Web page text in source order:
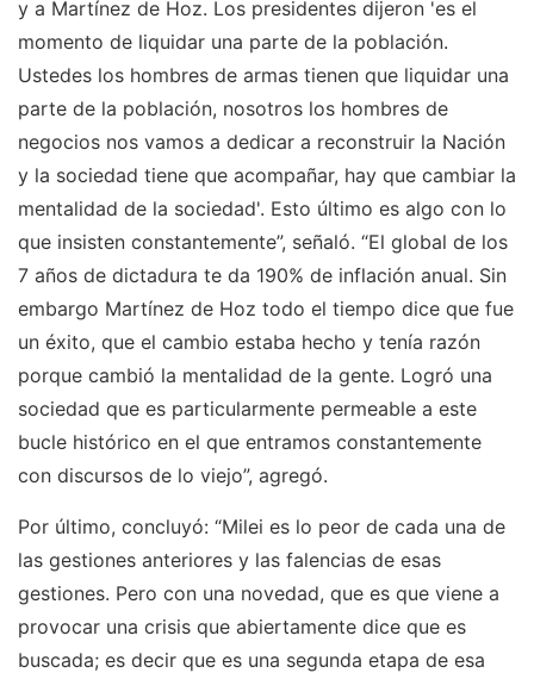
y a Martínez de Hoz. Los presidentes dijeron 'es el
momento de liquidar una parte de la población.
Ustedes los hombres de armas tienen que liquidar una
parte de la población, nosotros los hombres de
negocios nos vamos a dedicar a reconstruir la Nación
y la sociedad tiene que acompañar, hay que cambiar la
mentalidad de la sociedad'. Esto último es algo con lo
que insisten constantemente”, señaló. “El global de los
7 años de dictadura te da 190% de inflación anual. Sin
embargo Martínez de Hoz todo el tiempo dice que fue
un éxito, que el cambio estaba hecho y tenía razón
porque cambió la mentalidad de la gente. Logró una
sociedad que es particularmente permeable a este
bucle histórico en el que entramos constantemente
con discursos de lo viejo”, agregó.
Por último, concluyó: “Milei es lo peor de cada una de
las gestiones anteriores y las falencias de esas
gestiones. Pero con una novedad, que es que viene a
provocar una crisis que abiertamente dice que es
buscada; es decir que es una segunda etapa de esa